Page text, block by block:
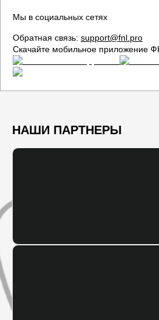
Мы в социальных сетях
Обратная связь: support@fnl.pro
Скачайте мобильное приложение
НАШИ ПАРТНЕРЫ